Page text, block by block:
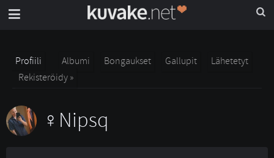
Profiili Albumi Bongaukset Gallupit
Lähetetyt
Rekisteröidy »
Nipsq